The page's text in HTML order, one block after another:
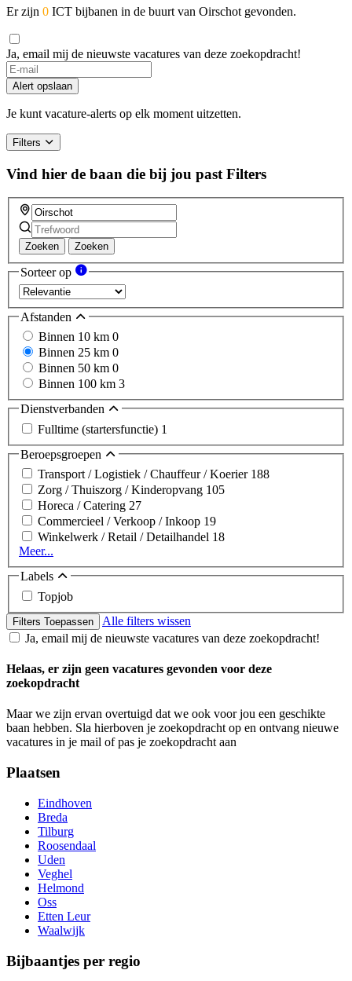
Er zijn 0 ICT bijbanen in de buurt van Oirschot gevonden.
Ja, email mij de nieuwste vacatures van deze zoekopdracht!
If
you
are
a
ignore
this
field
Alert opslaan
Je kunt vacature-alerts op elk moment uitzetten.
Filters
Vind hier de baan die bij jou past Filters
Zoeken Zoeken
Sorteer op
Afstanden
Binnen 10 km 0
Binnen 25 km 0
Binnen 50 km 0
Binnen 100 km 3
Dienstverbanden
Fulltime (startersfunctie) 1
Beroepsgroepen
Transport / Logistiek / Chauffeur / Koerier 188
Zorg / Thuiszorg / Kinderopvang 105
Horeca / Catering 27
Commercieel / Verkoop / Inkoop 19
Winkelwerk / Retail / Detailhandel 18
Meer...
Labels
Topjob
Filters Toepassen
Alle filters wissen
Ja, email mij de nieuwste vacatures van deze zoekopdracht!
Helaas, er zijn geen vacatures gevonden voor deze
zoekopdracht
Maar we zijn ervan overtuigd dat we ook voor jou een geschikte
baan hebben. Sla hierboven je zoekopdracht op en ontvang nieuwe
vacatures in je mail of pas je zoekopdracht aan
Plaatsen
Eindhoven
Breda
Tilburg
Roosendaal
Uden
Veghel
Helmond
Oss
Etten Leur
Waalwijk
Bijbaantjes per regio